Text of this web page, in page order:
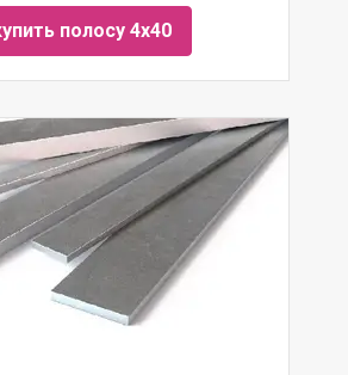
полосу 4х40